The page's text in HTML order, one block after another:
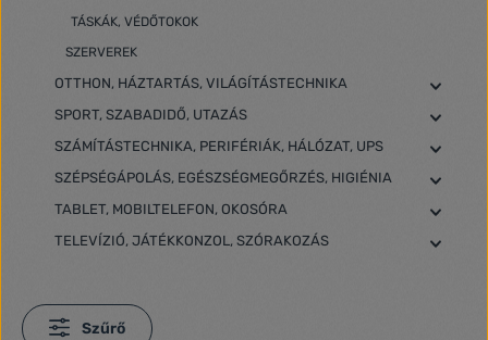
TÁSKÁK, VÉDŐTOKOK
SZERVEREK
OTTHON, HÁZTARTÁS, VILÁGÍTÁSTECHNIKA
SPORT, SZABADIDŐ, UTAZÁS
SZÁMÍTÁSTECHNIKA, PERIFÉRIÁK, HÁLÓZAT, UPS
SZÉPSÉGÁPOLÁS, EGÉSZSÉGMEGŐRZÉS, HIGIÉNIA
TABLET, MOBILTELEFON, OKOSÓRA
TELEVÍZIÓ, JÁTÉKKONZOL, SZÓRAKOZÁS
Szűrő